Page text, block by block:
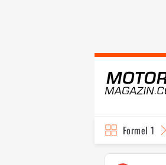
Formel 1